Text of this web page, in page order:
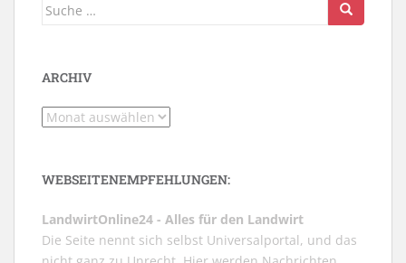
Suche
ARCHIV
Archiv
WEBSEITENEMPFEHLUNGEN:
LandwirtOnline24 - Alles für den Landwirt
Die Seite nennt sich selbst Universalportal, und das